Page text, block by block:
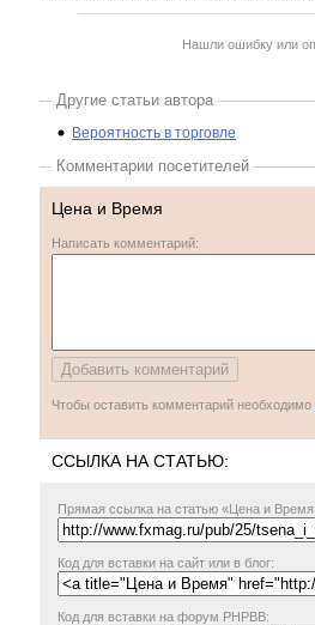
Нашли ошибку или
Другие статьи автора
Вероятность в торговле
Комментарии посетителей
Цена и Время
Написать комментарий:
Чтобы оставить комментарий необходимо
ССЫЛКА НА СТАТЬЮ:
Прямая ссылка на статью «Цена и
Код для вставки на сайт или в блог:
Код для вставки на форум PHPBB: